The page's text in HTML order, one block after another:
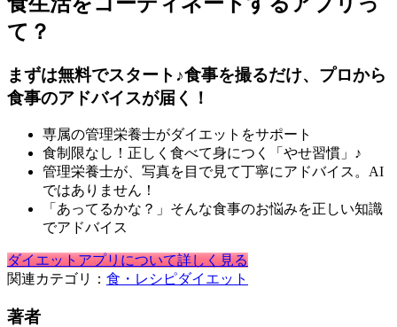
て？
まずは無料でスタート♪食事を撮るだけ、プロから
食事のアドバイスが届く！
専属の管理栄養士がダイエットをサポート
食制限なし！正しく食べて身につく「やせ習慣」♪
管理栄養士が、写真を目で見て丁寧にアドバイス。AI
ではありません！
「あってるかな？」そんな食事のお悩みを正しい知識
でアドバイス
ダイエットアプリについて詳しく見る
関連カテゴリ： 食・レシピダイエット
著者